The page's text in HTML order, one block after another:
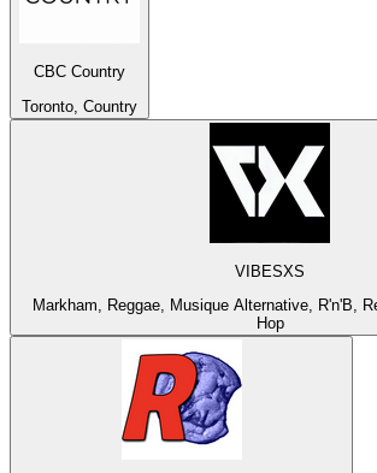
CBC Country
Toronto, Country
VIBESXS
Markham, Reggae, Musique Alternative, R'n'B,
Hop